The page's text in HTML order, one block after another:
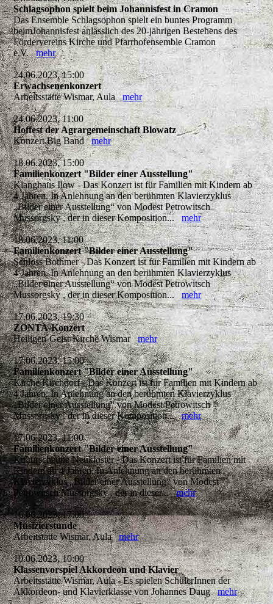
Schlagsophon spielt beim Johannisfest in Cramon
Das Ensemble Schlagsophon spielt ein buntes Programm
beimJohannisfest anlässlich des 20-jährigen Bestehens des
Fördervereins Kirche und Pfarrhofensemble Cramon
e.V.mehr
24.06.2023, 15:00
Erwachsenenkonzert
Arbeitsstätte Wismar, Aulamehr
24.06.2023, 11:00
Hoffest der Agrargemeinschaft Blowatz
Konzert Big Bandmehr
18.06.2023, 15:00
Familienkonzert "Bilder einer Ausstellung"
Klanghaus Ilow - Das Konzert ist für Familien mit Kindern ab
4 Jahren. In Anlehnung an den berühmten Klavierzyklus
„Bilder einer Ausstellung“ von Modest Petrowitsch
Mussorgsky , der in dieser Komposition...mehr
18.06.2023, 11:00
Familienkonzert "Bilder einer Ausstellung"
Schloss Bothmer - Das Konzert ist für Familien mit Kindern ab
4 Jahren. In Anlehnung an den berühmten Klavierzyklus
„Bilder einer Ausstellung“ von Modest Petrowitsch
Mussorgsky , der in dieser Komposition...mehr
17.06.2023, 19:30
ZONTA-Konzert
Heiligen-Geist-Kirche Wismarmehr
17.06.2023, 15:00
Familienkonzert "Bilder einer Ausstellung"
Kirche Kirchdorf - Das Konzert ist für Familien mit Kindern ab
4 Jahren. In Anlehnung an den berühmten Klavierzyklus
„Bilder einer Ausstellung“ von Modest Petrowitsch
Mussorgsky , der in dieser Komposition...mehr
17.06.2023, 11:00
Familienkonzert "Bilder einer Ausstellung"
Kulturscheune Neukloster - Das Konzert ist für Familien mit
Kindern ab 4 Jahren. In Anlehnung an den berühmten
Klavierzyklus „Bilder einer Ausstellung“ von Modest
Petrowitsch Mussorgsky , der in dieser...mehr
16.06.2023, 17:00
Musizierstunde
Arbeitstätte Wismar, Aulamehr
10.06.2023, 10:00
Klassenvorspiel Akkordeon und Klavier
Arbeitsstätte Wismar, Aula - Es spielen SchülerInnen der
Akkordeon- und Klavierklasse von Johannes Daugmehr